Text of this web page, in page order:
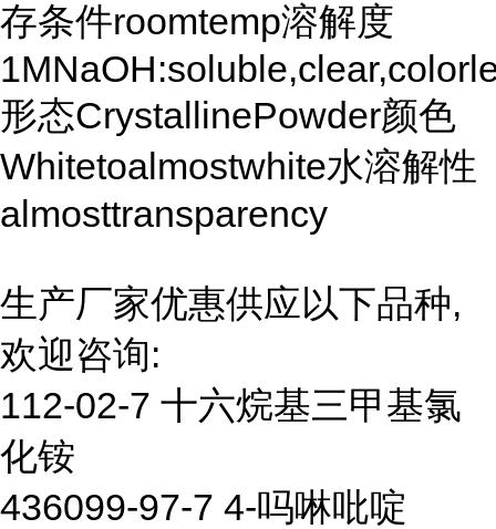
存条件roomtemp溶解度
形态CrystallinePowder颜色
Whitetoalmostwhite水溶解性
almosttransparency
生产厂家优惠供应以下品种,
欢迎咨询:
112-02-7 十六烷基三甲基氯
化铵
436099-97-7 4-吗啉吡啶